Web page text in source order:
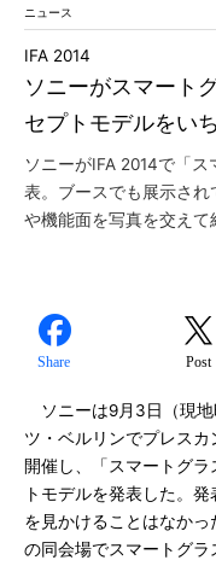
ニュース
ソニーがスマート
セプトモデルをい
IFA 2014
ソニーがIFA 2014で「
表。ブースでも展示さ
や機能面を写真を交えて
Share Post
ソニーは9月3日（現地
ツ・ベルリンでプレスカ
開催し、「スマートグ
トモデルを発表した。
を見かけることはなかっ
の同会場でスマートグラ